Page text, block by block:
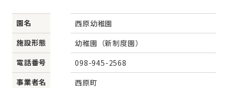
園名
西原幼稚園
施設形態
幼稚園（新制度園）
電話番号
098-945-2568
事業者名
西原町